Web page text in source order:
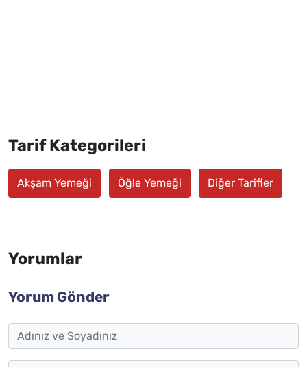
Tarif Kategorileri
Akşam Yemeği Öğle Yemeği Diğer Tarifler
Yorumlar
Yorum Gönder